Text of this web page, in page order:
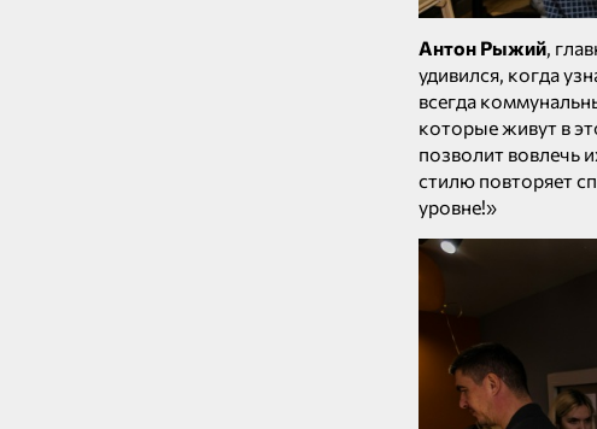
Антон Рыжий,
удивился, когда
всегда
которые живут в
позволит вовлечь
стилю повторяет
уровне!»